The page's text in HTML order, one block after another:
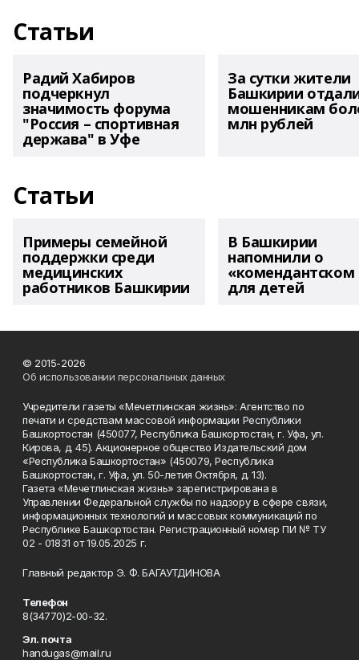
Статьи
Радий Хабиров
подчеркнул
значимость форума
"Россия – спортивная
держава" в Уфе
За сутки жители
Башкирии
мошенникам
млн рублей
Статьи
Примеры семейной
поддержки среди
медицинских
работников Башкирии
В Башкирии
напомнили о
«комендантском
для детей
© 2015-2026
Об использовании персональных данных
Учредители газеты «Мечетлинская жизнь»: Агентство по
печати и средствам массовой информации Республики
Башкортостан (450077, Республика Башкортостан, г. Уфа, ул.
Кирова, д. 45). Акционерное общество Издательский дом
«Республика Башкортостан» (450079, Республика
Башкортостан, г. Уфа, ул. 50-летия Октября, д. 13).
Газета «Мечетлинская жизнь» зарегистрирована в
Управлении Федеральной службы по надзору в сфере связи,
информационных технологий и массовых коммуникаций по
Республике Башкортостан. Регистрационный номер ПИ № ТУ
02 - 01831 от 19.05.2025 г.
Главный редактор Э. Ф. БАГАУТДИНОВА
Телефон
8(34770)2-00-32.
Эл. почта
handugas@mail.ru